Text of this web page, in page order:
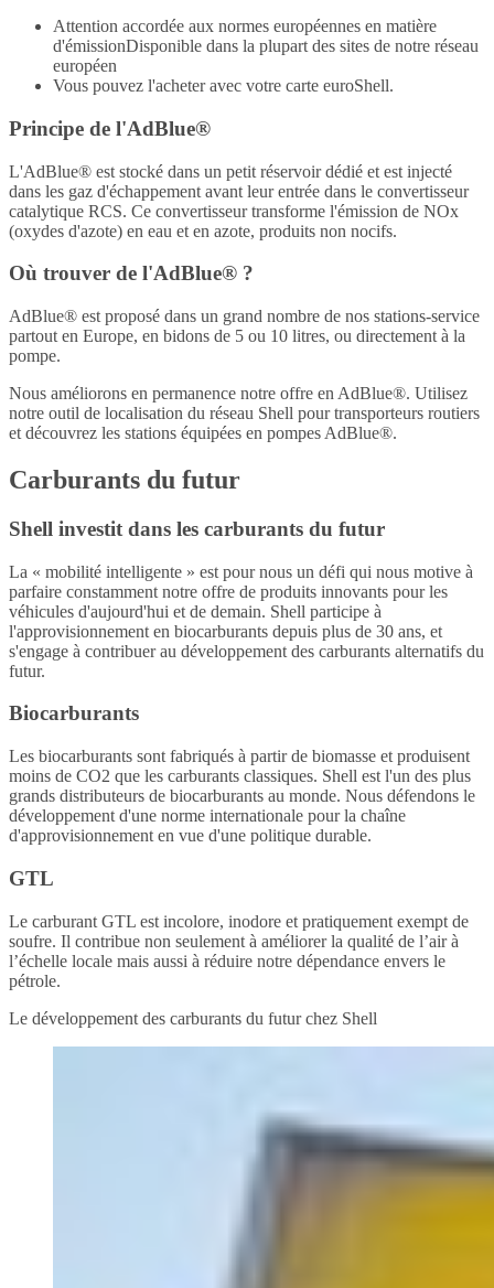
Attention accordée aux normes européennes en matière
d'émissionDisponible dans la plupart des sites de notre réseau
européen
Vous pouvez l'acheter avec votre carte euroShell.
Principe de l'AdBlue®
L'AdBlue® est stocké dans un petit réservoir dédié et est injecté
dans les gaz d'échappement avant leur entrée dans le convertisseur
catalytique RCS. Ce convertisseur transforme l'émission de NOx
(oxydes d'azote) en eau et en azote, produits non nocifs.
Où trouver de l'AdBlue® ?
AdBlue® est proposé dans un grand nombre de nos stations-service
partout en Europe, en bidons de 5 ou 10 litres, ou directement à la
pompe.
Nous améliorons en permanence notre offre en AdBlue®. Utilisez
notre outil de localisation du réseau Shell pour transporteurs routiers
et découvrez les stations équipées en pompes AdBlue®.
Carburants du futur
Shell investit dans les carburants du futur
La « mobilité intelligente » est pour nous un défi qui nous motive à
parfaire constamment notre offre de produits innovants pour les
véhicules d'aujourd'hui et de demain. Shell participe à
l'approvisionnement en biocarburants depuis plus de 30 ans, et
s'engage à contribuer au développement des carburants alternatifs du
futur.
Biocarburants
Les biocarburants sont fabriqués à partir de biomasse et produisent
moins de CO2 que les carburants classiques. Shell est l'un des plus
grands distributeurs de biocarburants au monde. Nous défendons le
développement d'une norme internationale pour la chaîne
d'approvisionnement en vue d'une politique durable.
GTL
Le carburant GTL est incolore, inodore et pratiquement exempt de
soufre. Il contribue non seulement à améliorer la qualité de l’air à
l’échelle locale mais aussi à réduire notre dépendance envers le
pétrole.
Le développement des carburants du futur chez Shell